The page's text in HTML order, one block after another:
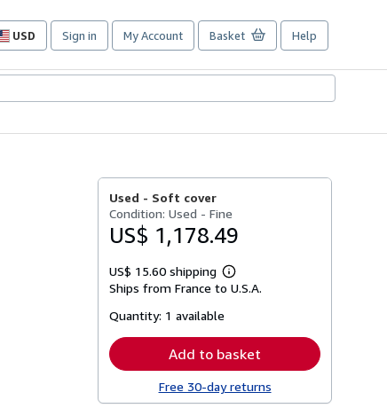
USD
Site
preferences
Sign in My Account Basket Help
Used - Soft cover
Condition: Used - Fine
US$ 1,178.49
US$ 15.60 shipping
Learn
more
Ships from France to U.S.A.
Quantity: 1 available
Add to basket
Free 30-day returns